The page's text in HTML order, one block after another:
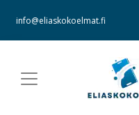
info@eliaskokoelmat.fi